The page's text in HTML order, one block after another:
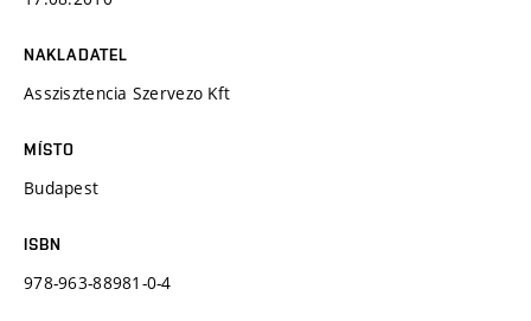
NAKLADATEL
Asszisztencia Szervezo Kft
MÍSTO
Budapest
ISBN
978-963-88981-0-4